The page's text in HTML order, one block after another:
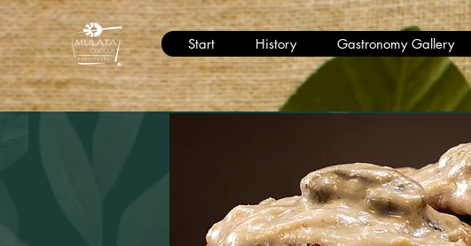
Start History Gastronomy Gallery